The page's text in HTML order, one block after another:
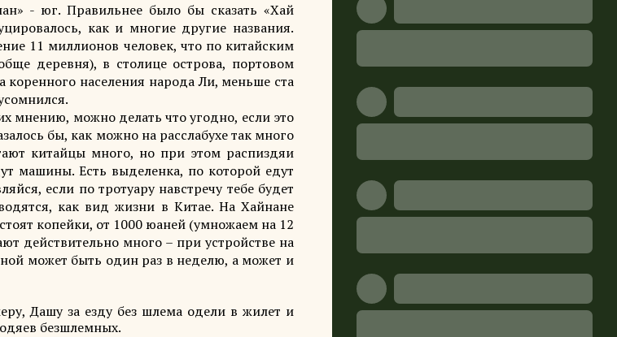
- юг. Правильнее было бы сказать «Хай
как и многие другие названия.
11 миллионов человек, что по китайским
деревня), в столице острова, портовом
населения народа Ли, меньше ста
мнению, можно делать что угодно, если это
бы, как можно на расслабухе так много
китайцы много, но при этом распиздяи
машины. Есть выделенка, по которой едут
если по тротуару навстречу тебе будет
как вид жизни в Китае. На Хайнане
копейки, от 1000 юаней (умножаем на 12
действительно много – при устройстве на
может быть один раз в неделю, а может и
Дашу за езду без шлема одели в жилет и
безшлемных.